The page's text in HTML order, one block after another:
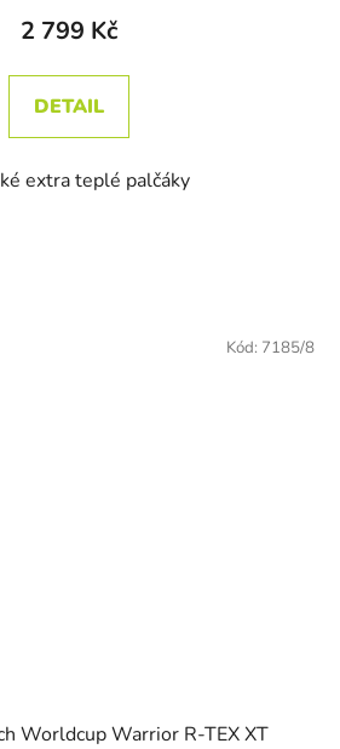
2 799 Kč
DETAIL
extra teplé palčáky
Worldcup Warrior R-TEX XT
Kód: 7185/8